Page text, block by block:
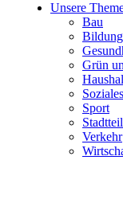
Unsere
Bau
Grün
Soziales
Sport
Verkehr